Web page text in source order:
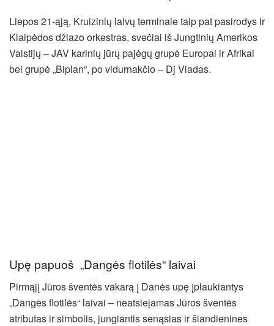
Liepos 21-ąją, Kruizinių laivų terminale taip pat pasirodys ir
Klaipėdos džiazo orkestras, svečiai iš Jungtinių Amerikos
Valstijų – JAV karinių jūrų pajėgų grupė Europai ir Afrikai
bei grupė „Biplan“, po vidurnakčio – Dj Vladas.
Upę papuoš „Dangės flotilės“ laivai
Pirmąjį Jūros šventės vakarą į Danės upę įplaukiantys
„Dangės flotilės“ laivai – neatsiejamas Jūros šventės
atributas ir simbolis, jungiantis senąsias ir šiandienines